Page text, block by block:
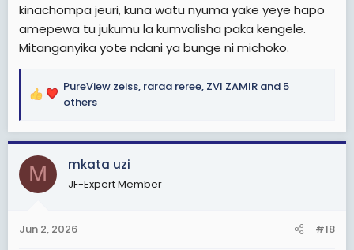
kinachompa jeuri, kuna watu nyuma yake yeye hapo
amepewa tu jukumu la kumvalisha paka kengele.
Mitanganyika yote ndani ya bunge ni michoko.
R
a
c
t
i
o
s
PureView zeiss, raraa reree, ZVI ZAMIR and 5
others
M mkata uzi
JF-Expert Member
Jun 2, 2026 #18